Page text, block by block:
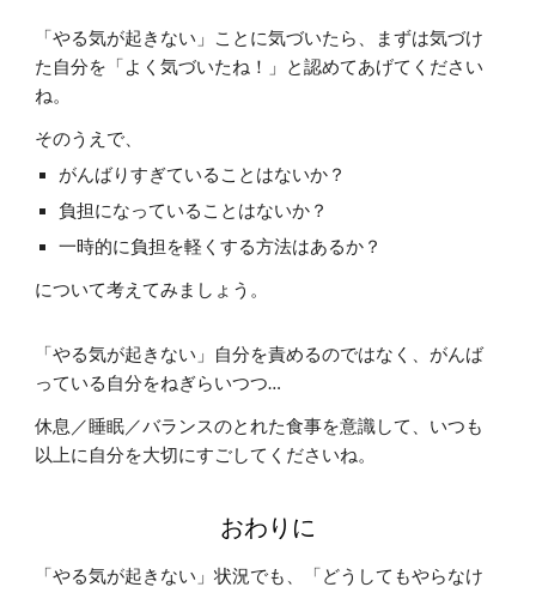
「やる気が起きない」ことに気づいたら、まずは気づけ
た自分を「よく気づいたね！」と認めてあげてください
ね。
そのうえで、
がんばりすぎていることはないか？
負担になっていることはないか？
一時的に負担を軽くする方法はあるか？
について考えてみましょう。
「やる気が起きない」自分を責めるのではなく、がんば
っている自分をねぎらいつつ…
休息／睡眠／バランスのとれた食事を意識して、いつも
以上に自分を大切にすごしてくださいね。
おわりに
「やる気が起きない」状況でも、「どうしてもやらなけ